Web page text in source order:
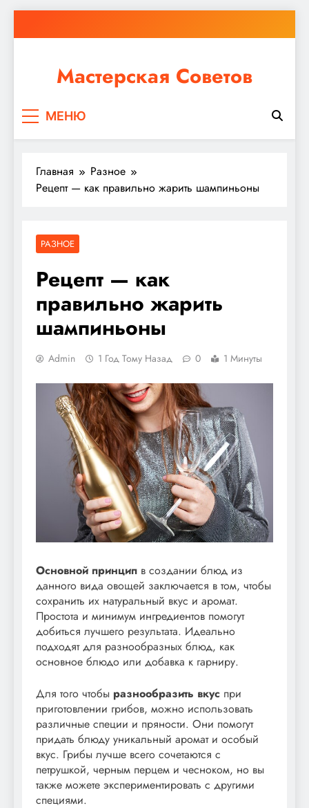
к
Мастерская Советов
ремонт или крупное строительство, в Мастерской
МЕНЮ
Главная
Разное
Рецепт — как правильно жарить шампиньоны
РАЗНОЕ
Рецепт — как
правильно жарить
шампиньоны
Admin 1 Год Тому Назад 0 1 Минуты
Основной принцип в создании блюд из
данного вида овощей заключается в том, чтобы
сохранить их натуральный вкус и аромат.
Простота и минимум ингредиентов помогут
добиться лучшего результата. Идеально
подходят для разнообразных блюд, как
основное блюдо или добавка к гарниру.
Для того чтобы разнообразить вкус при
приготовлении грибов, можно использовать
различные специи и пряности. Они помогут
придать блюду уникальный аромат и особый
вкус. Грибы лучше всего сочетаются с
петрушкой, черным перцем и чесноком, но вы
также можете экспериментировать с другими
специями.